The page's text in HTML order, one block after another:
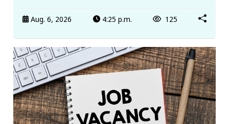
Aug. 6, 2026 4:25 p.m. 125